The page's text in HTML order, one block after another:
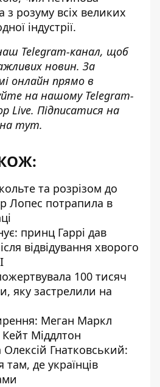
з розуму всіх великих
індустрії.
Telegram-канал, щоб
новин. За
онлайн прямо в
на нашому Telegram-
Live. Підписатися на
тут.
та розрізом до
Лопес потрапила в
принц Гаррі дав
відвідування хворого
100 тисяч
яку застрелили на
Меган Маркл
Міддлтон
Гнатковський:
там, де українців